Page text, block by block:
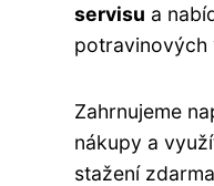
servisu a
potravinových
Zahrnujeme
nákupy a
stažení